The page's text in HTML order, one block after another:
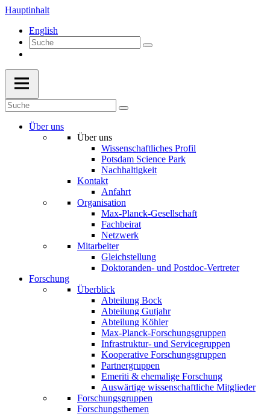
Hauptinhalt
English
Über uns
Über uns
Wissenschaftliches Profil
Potsdam Science Park
Nachhaltigkeit
Kontakt
Anfahrt
Organisation
Max-Planck-Gesellschaft
Fachbeirat
Netzwerk
Mitarbeiter
Gleichstellung
Doktoranden- und Postdoc-Vertreter
Forschung
Überblick
Abteilung Bock
Abteilung Gutjahr
Abteilung Köhler
Max-Planck-Forschungsgruppen
Infrastruktur- und Servicegruppen
Kooperative Forschungsgruppen
Partnergruppen
Emeriti & ehemalige Forschung
Auswärtige wissenschaftliche Mitglieder
Forschungsgruppen
Forschungsthemen